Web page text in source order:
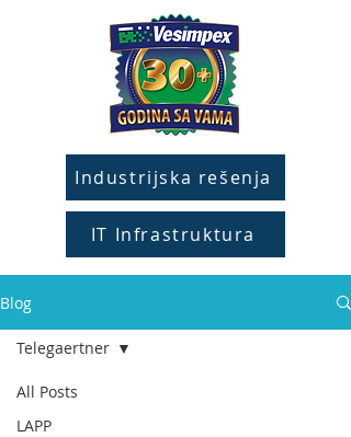
Industrijska rešenja
IT Infrastruktura
Blog
All Posts
LAPP
Telegaertner